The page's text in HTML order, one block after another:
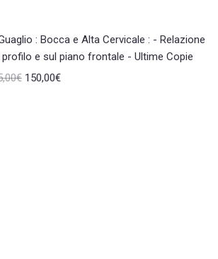
: Bocca e Alta Cervicale : - Relazione
e sul piano frontale - Ultime Copie
€ 150,00€